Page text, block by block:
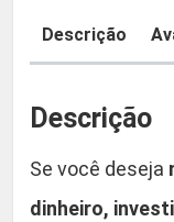
r
–
d
i
Descrição
Descrição
Se você deseja
dinheiro,